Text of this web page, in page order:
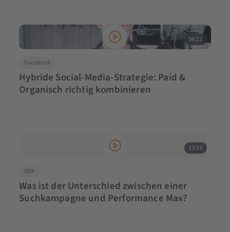
36:11
Facebook
Hybride Social-Media-Strategie: Paid &
Organisch richtig kombinieren
13:36
SEA
Was ist der Unterschied zwischen einer
Suchkampagne und Performance Max?